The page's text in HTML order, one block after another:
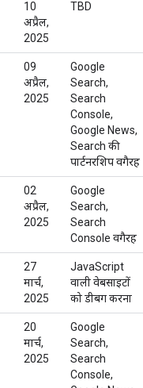
10
अप्रैल,
2025
TBD
09
अप्रैल,
2025
Google
Search,
Search
Console,
Google News,
Search की
पार्टनरशिप वगैरह
02
अप्रैल,
2025
Google
Search,
Search
Console वगैरह
27
मार्च,
2025
JavaScript
वाली वेबसाइटों
को डीबग करना
20
मार्च,
2025
Google
Search,
Search
Console,